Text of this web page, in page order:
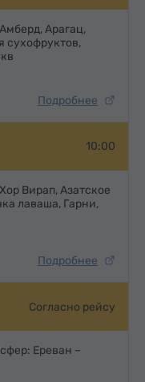
Арагац,
сухофруктов,
Подробнее
10:00
Вирап, Азатское
лаваша, Гарни,
Подробнее
Согласно рейсу
Ереван –